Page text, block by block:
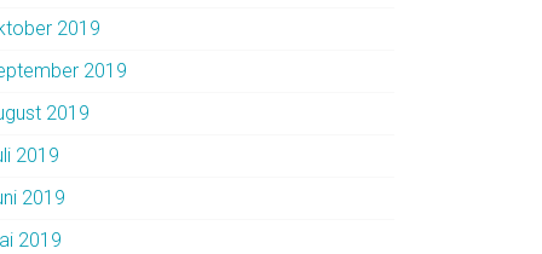
2019
2019
2019
2019
2019
2019